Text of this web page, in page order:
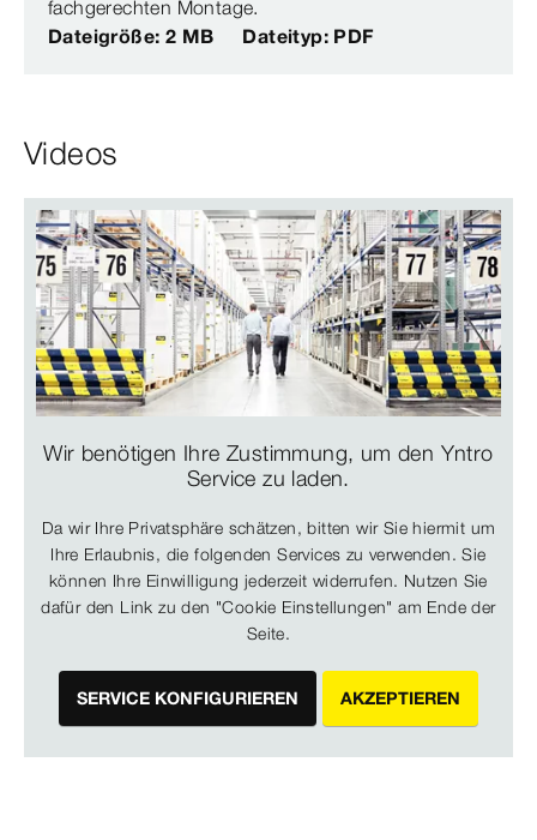
fachgerechten Montage.
Dateigröße: 2 MB
Dateityp: PDF
Videos
Wir benötigen Ihre Zustimmung, um den Yntro
Service zu laden.
Da wir Ihre Privatsphäre schätzen, bitten wir Sie hiermit um
Ihre Erlaubnis, die folgenden Services zu verwenden. Sie
können Ihre Einwilligung jederzeit widerrufen. Nutzen Sie
dafür den Link zu den "Cookie Einstellungen" am Ende der
Seite.
SERVICE KONFIGURIEREN AKZEPTIEREN